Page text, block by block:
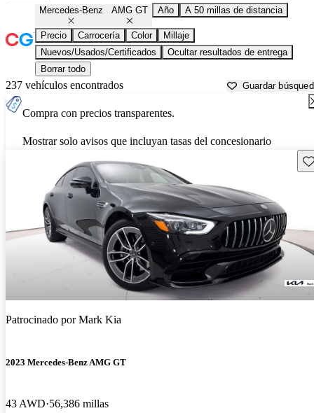
Mercedes-Benz AMG GT Año A 50 millas de distancia
Precio Carrocería Color
Millaje
Nuevos/Usados/Certificados
Ocultar resultados de entrega
Borrar todo
237 vehículos encontrados Guardar
Compra con precios transparentes.
Mostrar solo avisos que incluyan tasas del concesionario
Patrocinado porMark Kia
2023 Mercedes-Benz AMG GT
43 AWD 56,386 millas